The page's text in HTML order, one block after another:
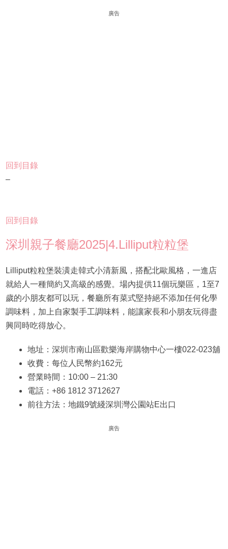
廣告
回到目錄
–
回到目錄
深圳親子餐廳2025|4.Lilliput粒粒堡
Lilliput粒粒堡裝潢走韓式小清新風，搭配北歐風格，一進店
就給人一種簡約又高級的感覺。場內提供11個玩樂區，1至7
歲的小朋友都可以玩，餐廳所有菜式堅持絕不添加任何化學
調味料，加上自家製手工調味料，能讓家長和小朋友玩得盡
興同時吃得放心。
地址：深圳市南山區歡樂海岸購物中心一樓022-023舖
收費：每位人民幣約162元
營業時間：10:00 – 21:30
電話：+86 1812 3712627
前往方法：地鐵9號綫深圳灣公園站E出口
廣告